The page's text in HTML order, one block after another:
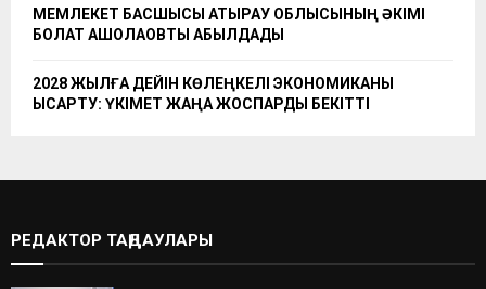
МЕМЛЕКЕТ БАСШЫСЫ АТЫРАУ ОБЛЫСЫНЫҢ ӘКІМІ
БОЛАТ АҚШОЛАҚОВТЫ ҚАБЫЛДАДЫ
2028 ЖЫЛҒА ДЕЙІН КӨЛЕҢКЕЛІ ЭКОНОМИКАНЫ
ҚЫСҚАРТУ: ҮКІМЕТ ЖАҢА ЖОСПАРДЫ БЕКІТТІ
РЕДАКТОР ТАҢДАУЛАРЫ